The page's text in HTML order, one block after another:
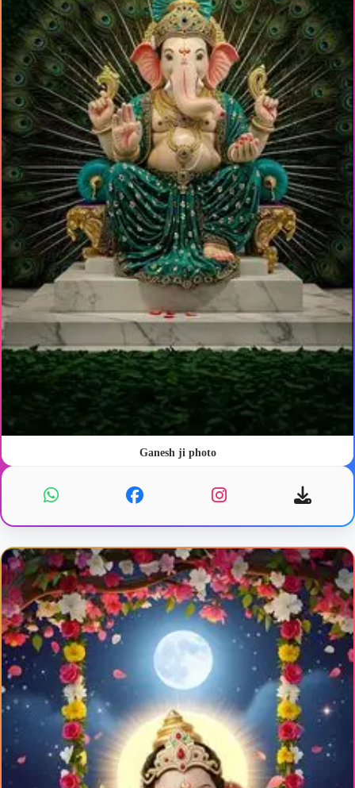
Ganesh ji photo